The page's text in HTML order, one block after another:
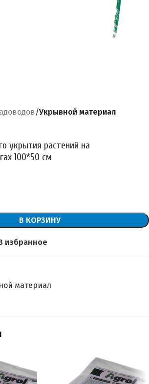
Укрывной материал
укрытия растений на
100*50 см
В КОРЗИНУ
избранное
материал